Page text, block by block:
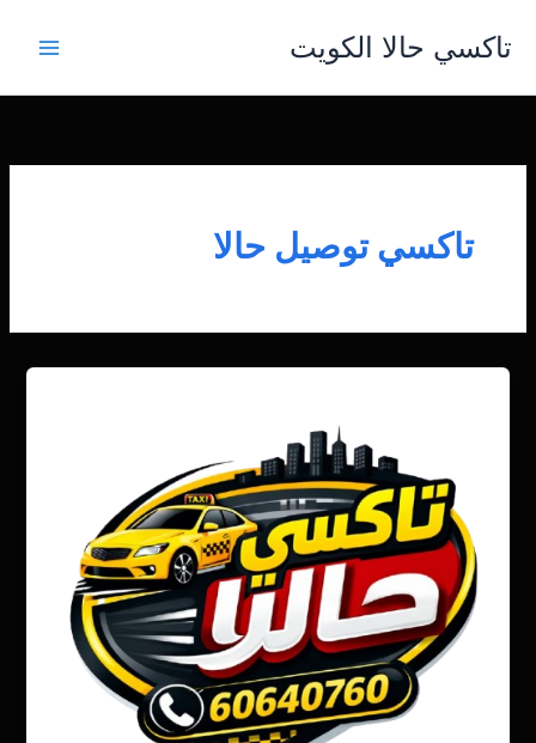
تاكسي حالا الكويت
تاكسي توصيل حالا